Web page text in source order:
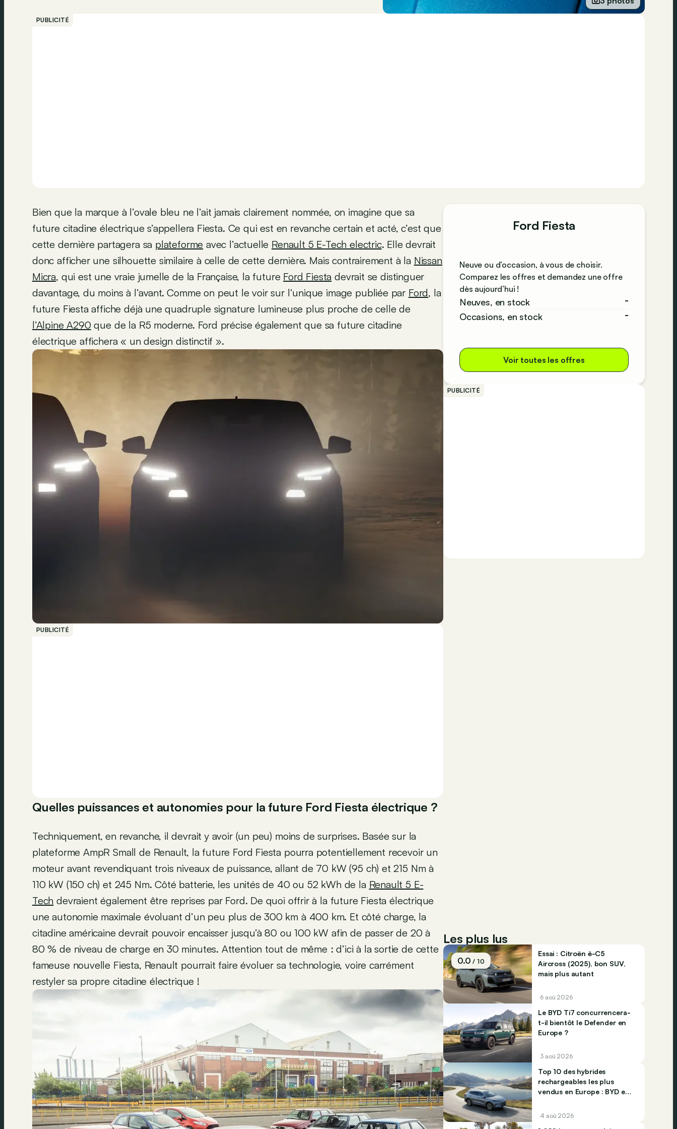
PUBLICITÉ
Bien que la marque à l’ovale bleu ne l’ait jamais clairement nommée, on imagine que sa
future citadine électrique s’appellera Fiesta. Ce qui est en revanche certain et acté, c’est que
cette dernière partagera sa plateforme avec l’actuelle Renault 5 E-Tech electric. Elle devrait
donc afficher une silhouette similaire à celle de cette dernière. Mais contrairement à la Nissan
Micra, qui est une vraie jumelle de la Française, la future Ford Fiesta devrait se distinguer
davantage, du moins à l’avant. Comme on peut le voir sur l’unique image publiée par Ford, la
future Fiesta affiche déjà une quadruple signature lumineuse plus proche de celle de
l’Alpine A290 que de la R5 moderne. Ford précise également que sa future citadine
électrique affichera « un design distinctif ».
PUBLICITÉ
Quelles puissances et autonomies pour la future Ford Fiesta électrique ?
Techniquement, en revanche, il devrait y avoir (un peu) moins de surprises. Basée sur la
plateforme AmpR Small de Renault, la future Ford Fiesta pourra potentiellement recevoir un
moteur avant revendiquant trois niveaux de puissance, allant de 70 kW (95 ch) et 215 Nm à
110 kW (150 ch) et 245 Nm. Côté batterie, les unités de 40 ou 52 kWh de la Renault 5 E-
Tech devraient également être reprises par Ford. De quoi offrir à la future Fiesta électrique
une autonomie maximale évoluant d’un peu plus de 300 km à 400 km. Et côté charge, la
citadine américaine devrait pouvoir encaisser jusqu’à 80 ou 100 kW afin de passer de 20 à
80 % de niveau de charge en 30 minutes. Attention tout de même : d’ici à la sortie de cette
fameuse nouvelle Fiesta, Renault pourrait faire évoluer sa technologie, voire carrément
restyler sa propre citadine électrique !
Ford Fiesta
Neuve ou d’occasion, à vous de choisir.
Comparez les offres et demandez une offre
dès aujourd’hui !
Neuves, en stock
-
Occasions, en stock
-
Voir toutes les offres
PUBLICITÉ
Les plus lus
0.0/ 10
Essai : Citroën ë-C5
Aircross (2025), bon SUV,
mais plus autant
6 aoû 2026
Le BYD Ti7 concurrencera-
t-il bientôt le Defender en
Europe ?
3 aoû 2026
Top 10 des hybrides
rechargeables les plus
vendus en Europe : BYD et
4 aoû 2026